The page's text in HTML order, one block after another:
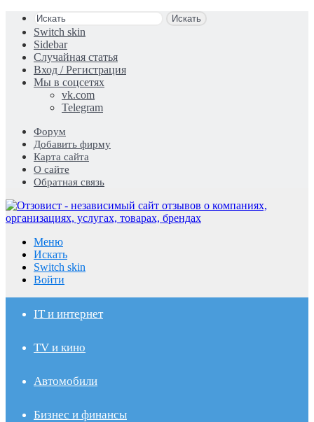
Искать
Switch skin
Sidebar
Случайная статья
Вход / Регистрация
Мы в соцсетях
vk.com
Telegram
Форум
Добавить фирму
Карта сайта
О сайте
Обратная связь
Меню
Искать
Switch skin
Войти
IT и интернет
TV и кино
Автомобили
Бизнес и финансы